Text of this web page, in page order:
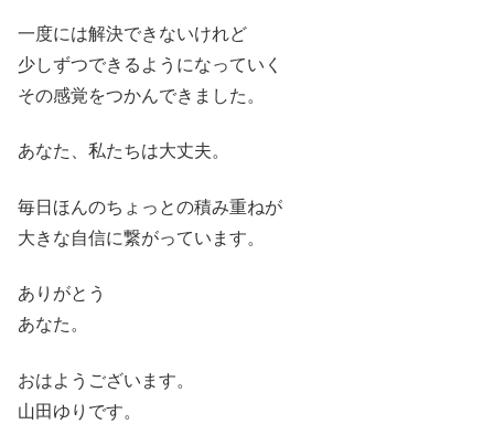
一度には解決できないけれど
少しずつできるようになっていく
その感覚をつかんできました。
あなた、私たちは大丈夫。
毎日ほんのちょっとの積み重ねが
大きな自信に繋がっています。
ありがとう
あなた。
おはようございます。
山田ゆりです。